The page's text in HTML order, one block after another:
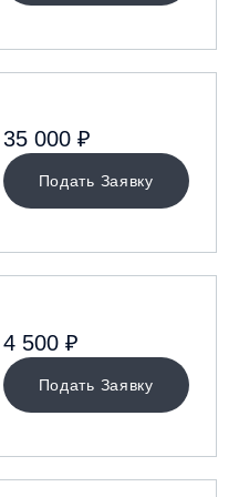
Подать Заявку
35 000 ₽
Подать Заявку
4 500 ₽